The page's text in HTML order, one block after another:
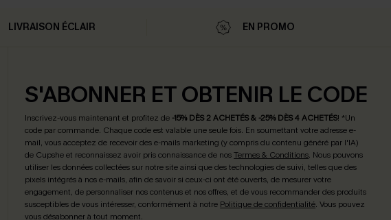
LIVRAISON ÉCLAIR EN PROMO
S'ABONNER ET OBTENIR LE CODE
Inscrivez-vous maintenant et profitez de -15% DÈS 2 ACHETÉS & -25% DÈS 4 ACHETÉS! *Un
code par commande. Chaque code est valable une seule fois. En soumettant votre adresse e-
mail, vous acceptez de recevoir des e-mails marketing (y compris du contenu généré par l'IA)
de Cupshe et reconnaissez avoir pris connaissance de nosTermes & Conditions. Nous pouvons
utiliser les données collectées sur notre site ainsi que des technologies de suivi, telles que des
pixels intégrés à nos e-mails, afin de savoir si ceux-ci ont été ouverts, de mesurer votre
engagement, de personnaliser nos contenus et nos offres, et de vous recommander des produits
susceptibles de vous intéresser, conformément à notre Politique de confidentialité. Vous pouvez
vous désabonner à tout moment.